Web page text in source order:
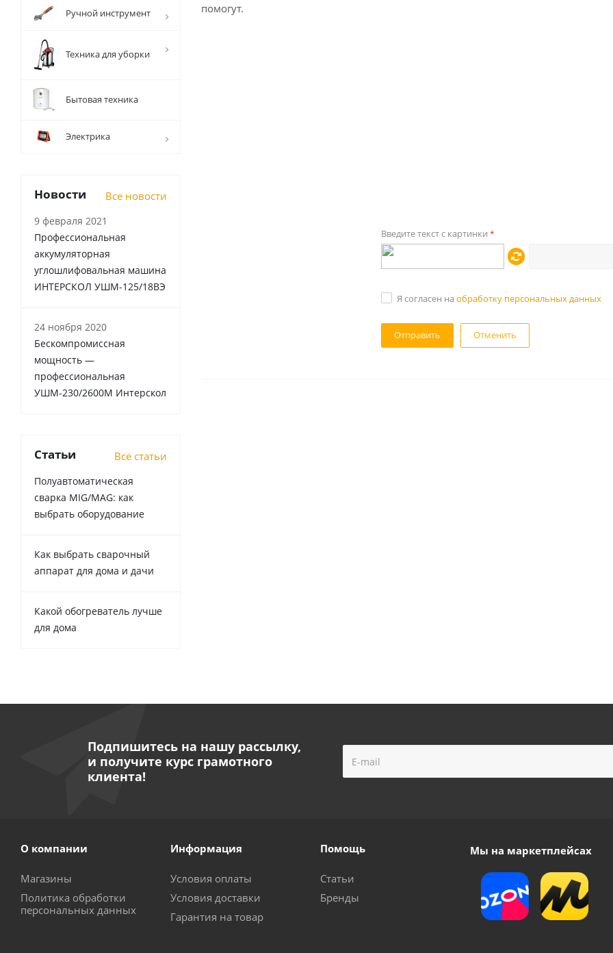
помогут.
Введите текст с картинки *
Я согласен на обработку персональных данных
Отменить
Ручной инструмент
Техника для уборки
Бытовая техника
Электрика
Новости Все новости
9 февраля 2021
Профессиональная
аккумуляторная
углошлифовальная машина
ИНТЕРСКОЛ УШМ-125/18ВЭ
24 ноября 2020
Бескомпромиссная
мощность —
профессиональная
УШМ-230/2600М Интерскол
Статьи Все статьи
Полуавтоматическая
сварка MIG/MAG: как
выбрать оборудование
Как выбрать сварочный
аппарат для дома и дачи
Какой обогреватель лучше
для дома
Подпишитесь на нашу рассылку,
и получите курс грамотного
клиента!
О компании
Магазины
Политика обработки
персональных данных
Информация
Условия оплаты
Условия доставки
Гарантия на товар
Помощь
Статьи
Бренды
Мы на маркетплейсах